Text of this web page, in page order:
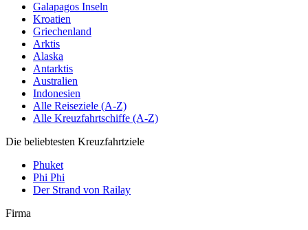
Galapagos Inseln
Kroatien
Griechenland
Arktis
Alaska
Antarktis
Australien
Indonesien
Alle Reiseziele (A-Z)
Alle Kreuzfahrtschiffe (A-Z)
Die beliebtesten Kreuzfahrtziele
Phuket
Phi Phi
Der Strand von Railay
Firma